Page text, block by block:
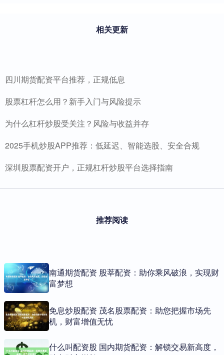
相关更新
四川期货配资平台推荐，正规低息
股票杠杆怎么用？新手入门与风险提示
为什么杠杆炒股受关注？风险与收益并存
2025手机炒股APP推荐：低延迟、智能选股、安全合规
深圳股票配资开户，正规杠杆炒股平台选择指南
推荐阅读
南通期货配资 股莘配资：助你乘风破浪，实现财
富梦想
免息炒股配资 茂名股票配资：助您把握市场先
机，财富增值无忧
什么叫配资股 国内期货配资：解锁交易新高度，